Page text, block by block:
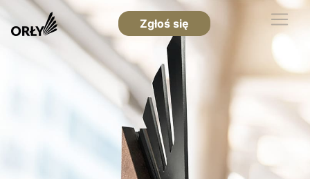
Zgłoś się